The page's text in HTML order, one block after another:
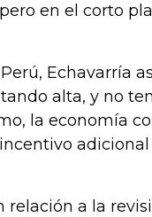
en el corto
Echavarría
alta, y no
la economía
a la